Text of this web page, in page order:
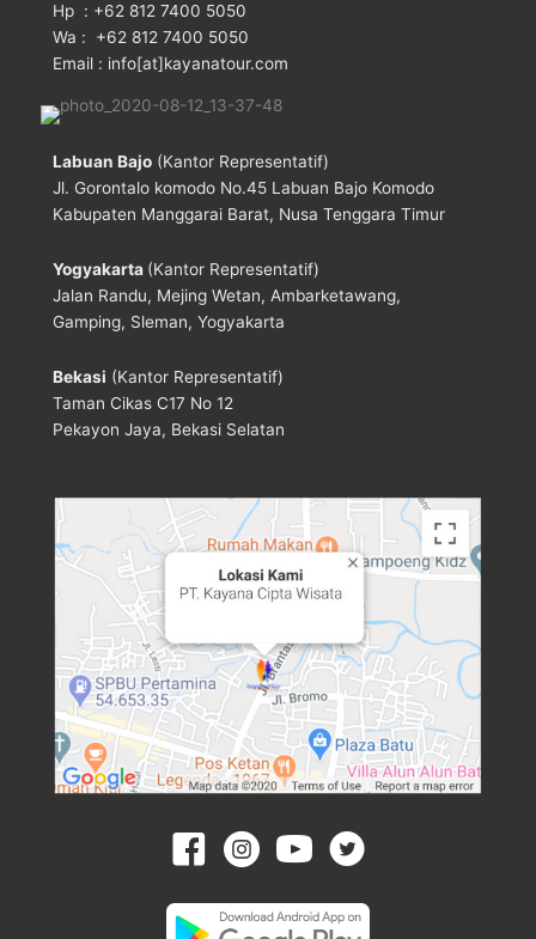
Hp : +62 812 7400 5050
Wa : +62 812 7400 5050
Email : info[at]kayanatour.com
Labuan Bajo (Kantor Representatif)
Jl. Gorontalo komodo No.45 Labuan Bajo Komodo
Kabupaten Manggarai Barat, Nusa Tenggara Timur
Yogyakarta (Kantor Representatif)
Jalan Randu, Mejing Wetan, Ambarketawang,
Gamping, Sleman, Yogyakarta
Bekasi (Kantor Representatif)
Taman Cikas C17 No 12
Pekayon Jaya, Bekasi Selatan